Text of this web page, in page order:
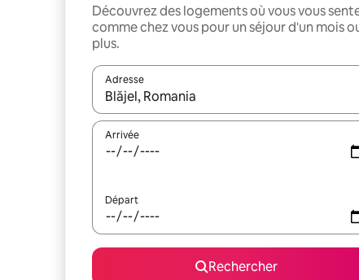
Découvrez des logements où vous vous
comme chez vous pour un séjour d'un mois
plus.
Adresse
Lorsque les résultats s'affichent, utilisez les
Arrivée
Départ
Rechercher